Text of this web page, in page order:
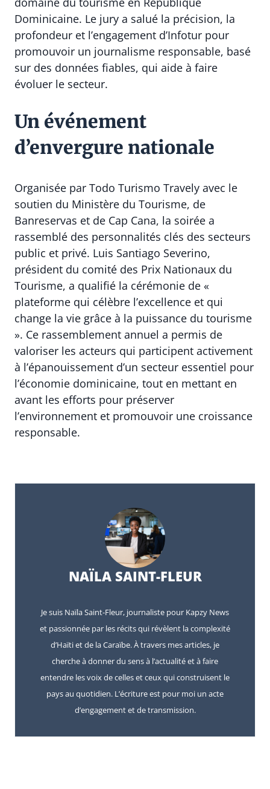
Dominicaine. Le jury a salué la précision, la
profondeur et l’engagement d’Infotur pour
promouvoir un journalisme responsable, basé
sur des données fiables, qui aide à faire
évoluer le secteur.
Un événement
d’envergure nationale
Organisée par Todo Turismo Travely avec le
soutien du Ministère du Tourisme, de
Banreservas et de Cap Cana, la soirée a
rassemblé des personnalités clés des secteurs
public et privé. Luis Santiago Severino,
président du comité des Prix Nationaux du
Tourisme, a qualifié la cérémonie de «
plateforme qui célèbre l’excellence et qui
change la vie grâce à la puissance du tourisme
». Ce rassemblement annuel a permis de
valoriser les acteurs qui participent activement
à l’épanouissement d’un secteur essentiel pour
l’économie dominicaine, tout en mettant en
avant les efforts pour préserver
l’environnement et promouvoir une croissance
responsable.
NAÏLA SAINT-FLEUR
Je suis Naïla Saint-Fleur, journaliste pour Kapzy News
et passionnée par les récits qui révèlent la complexité
d’Haïti et de la Caraïbe. À travers mes articles, je
cherche à donner du sens à l’actualité et à faire
entendre les voix de celles et ceux qui construisent le
pays au quotidien. L’écriture est pour moi un acte
d’engagement et de transmission.